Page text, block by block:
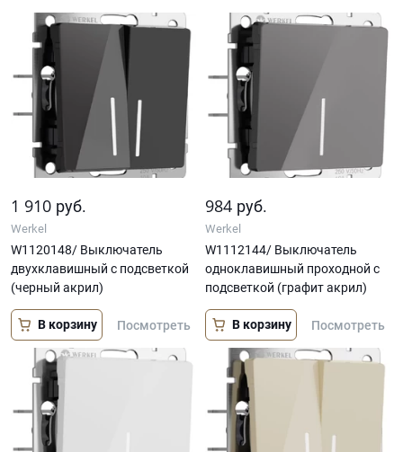
1 910 руб.
Werkel
W1120148/ Выключатель
двухклавишный с подсветкой
(черный акрил)
В корзину Посмотреть
984 руб.
Werkel
W1112144/ Выключатель
одноклавишный проходной с
подсветкой (графит акрил)
В корзину Посмотреть